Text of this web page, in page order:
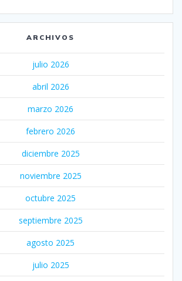
ARCHIVOS
julio 2026
abril 2026
marzo 2026
febrero 2026
diciembre 2025
noviembre 2025
octubre 2025
septiembre 2025
agosto 2025
julio 2025